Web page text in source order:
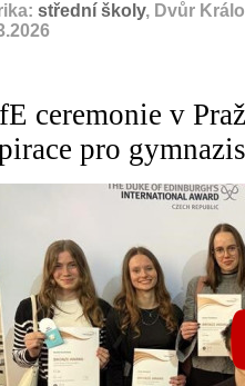
střední školy, Dvůr
ceremonie v
pro